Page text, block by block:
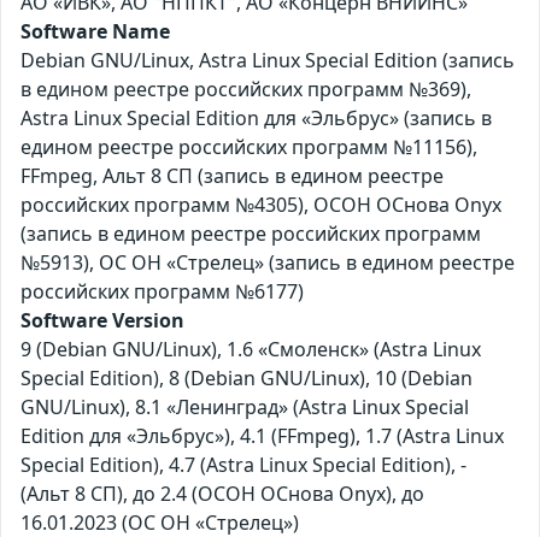
Software Name
Debian GNU/Linux, Astra Linux Special Edition (запись
в едином реестре российских программ №369),
Astra Linux Special Edition для «Эльбрус» (запись в
едином реестре российских программ №11156),
FFmpeg, Альт 8 СП (запись в едином реестре
российских программ №4305), ОСОН ОСнова Оnyx
(запись в едином реестре российских программ
№5913), ОС ОН «Стрелец» (запись в едином реестре
российских программ №6177)
Software Version
9 (Debian GNU/Linux), 1.6 «Смоленск» (Astra Linux
Special Edition), 8 (Debian GNU/Linux), 10 (Debian
GNU/Linux), 8.1 «Ленинград» (Astra Linux Special
Edition для «Эльбрус»), 4.1 (FFmpeg), 1.7 (Astra Linux
Special Edition), 4.7 (Astra Linux Special Edition), -
(Альт 8 СП), до 2.4 (ОСОН ОСнова Оnyx), до
16.01.2023 (ОС ОН «Стрелец»)